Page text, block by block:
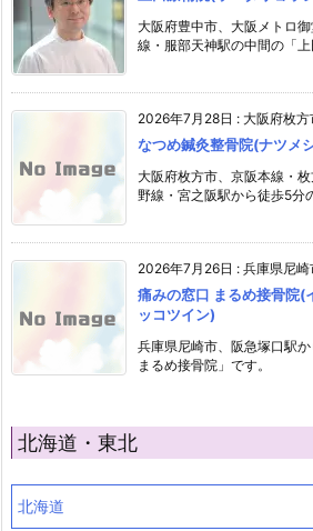
大阪府豊中市、大阪メトロ
線・服部天神駅の中間の「上
2026年7月28日 : 大阪府枚方
なつめ鍼灸整骨院(ナツメ
大阪府枚方市、京阪本線・
野線・宮之阪駅から徒歩5分
2026年7月26日 : 兵庫県尼崎
痛みの窓口 まるめ接骨院(
ッコツイン)
兵庫県尼崎市、阪急塚口駅
まるめ接骨院」です。
北海道・東北
北海道